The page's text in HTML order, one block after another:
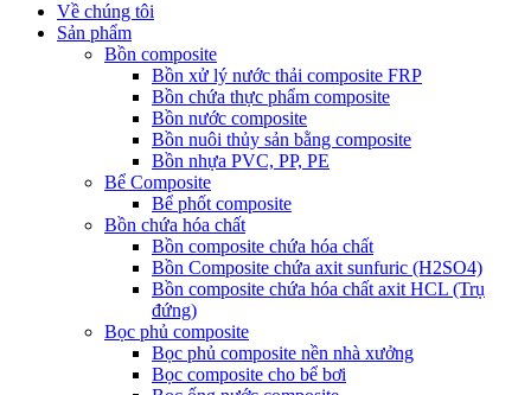
Về chúng tôi
Sản phẩm
Bồn composite
Bồn xử lý nước thải composite FRP
Bồn chứa thực phẩm composite
Bồn nước composite
Bồn nuôi thủy sản bằng composite
Bồn nhựa PVC, PP, PE
Bể Composite
Bể phốt composite
Bồn chứa hóa chất
Bồn composite chứa hóa chất
Bồn Composite chứa axit sunfuric (H2SO4)
Bồn composite chứa hóa chất axit HCL (Trụ
đứng)
Bọc phủ composite
Bọc phủ composite nền nhà xưởng
Bọc composite cho bể bơi